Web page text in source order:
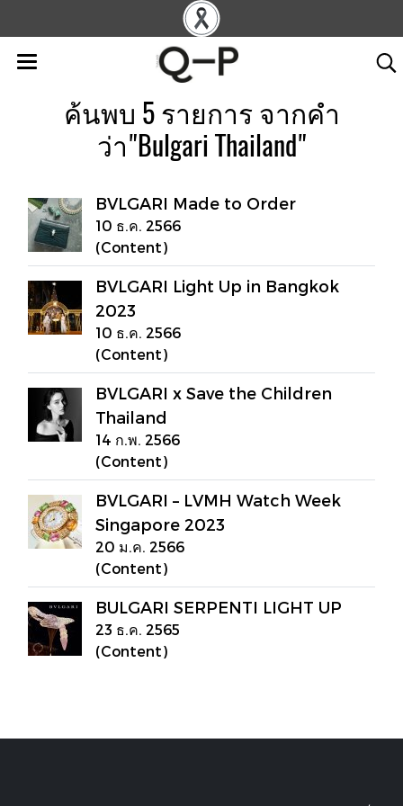
ค้นพบ 5 รายการ จากคำ
ว่า"Bulgari Thailand"
BVLGARI Made to Order
10 ธ.ค. 2566
(Content)
BVLGARI Light Up in Bangkok
2023
10 ธ.ค. 2566
(Content)
BVLGARI x Save the Children
Thailand
14 ก.พ. 2566
(Content)
BVLGARI – LVMH Watch Week
Singapore 2023
20 ม.ค. 2566
(Content)
BULGARI SERPENTI LIGHT UP
23 ธ.ค. 2565
(Content)